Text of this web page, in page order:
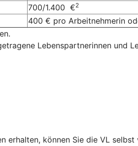
700/1.400 €2
400 € pro Arbeitnehmerin
Lebenspartnerinnen und
erhalten, können Sie die VL